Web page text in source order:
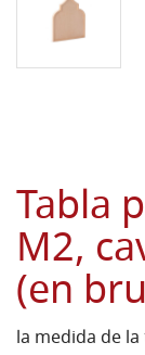
Tabla
M2,
(en
la medida de